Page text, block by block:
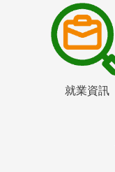
就業資訊